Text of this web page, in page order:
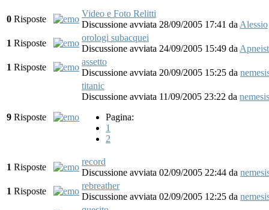
0 Risposte
Video e Foto Relitti
Discussione avviata 28/09/2005 17:41 da Alessio
1 Risposte
orologi subacquei
Discussione avviata 24/09/2005 15:49 da Apneist
1 Risposte
assetto
Discussione avviata 20/09/2005 15:25 da
9 Risposte
titanic
Discussione avviata 11/09/2005 23:22 da nemesis
Pagina:
1
2
1 Risposte
record
Discussione avviata 02/09/2005 22:44 da
1 Risposte
rebreather
Discussione avviata 02/09/2005 12:25 da